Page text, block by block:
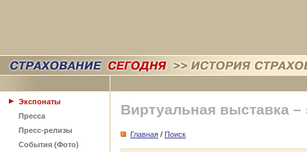
Экспонаты
Пресса
Пресс-релизы
События (Фото)
Виртуальная выставка –
Главная / Поиск